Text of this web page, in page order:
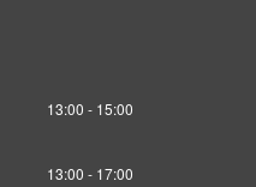
13:00 - 15:00
13:00 - 17:00